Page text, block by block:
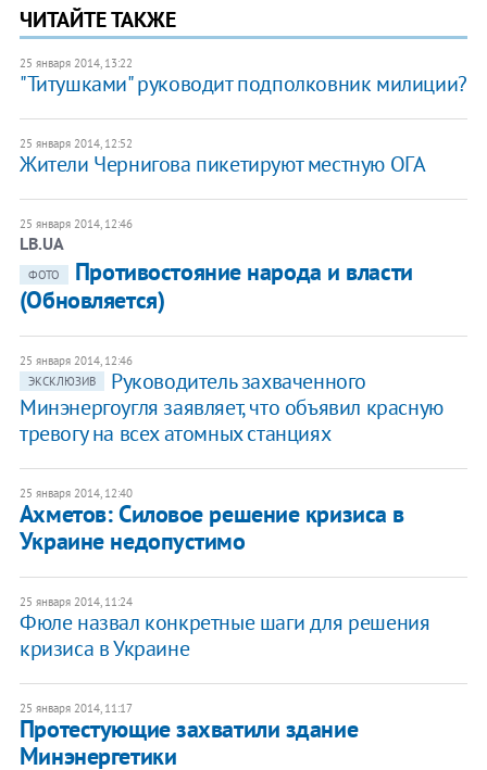
ЧИТАЙТЕ ТАКЖЕ
25 января 2014, 13:22
"Титушками" руководит подполковник милиции?
25 января 2014, 12:52
Жители Чернигова пикетируют местную ОГА
25 января 2014, 12:46
LB.UA
ФОТО
Противостояние народа и власти
(Обновляется)
25 января 2014, 12:46
ЭКСКЛЮЗИВ
Руководитель захваченного
Минэнергоугля заявляет, что объявил красную
тревогу на всех атомных станциях
25 января 2014, 12:40
Ахметов: Силовое решение кризиса в
Украине недопустимо
25 января 2014, 11:24
Фюле назвал конкретные шаги для решения
кризиса в Украине
25 января 2014, 11:17
Протестующие захватили здание
Минэнергетики